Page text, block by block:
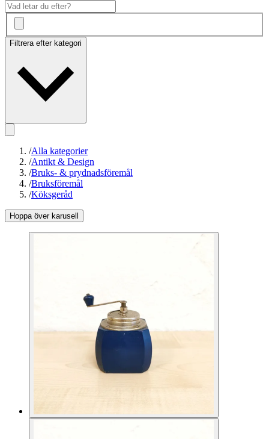
Filtrera efter kategori
/Alla kategorier
/Antikt & Design
/Bruks- & prydnadsföremål
/Bruksföremål
/Köksgeråd
Hoppa över karusell